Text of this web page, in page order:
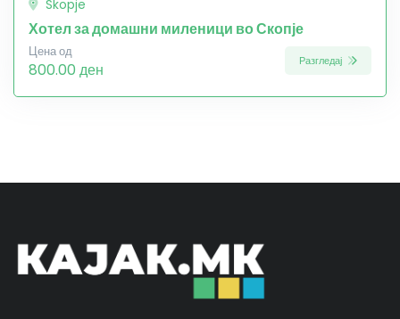
Skopje
Хотел за домашни миленици во Скопје
Цена од
800.00 ден Разгледај